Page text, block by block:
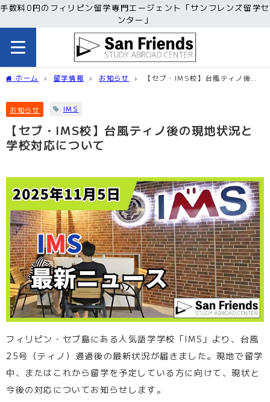
手数料0円のフィリピン留学専門エージェント「サンフレンズ留学セ
ンター」
ホーム 留学情報 お知らせ
【セブ・IMS校】台風ティノ後の
お知らせ IMS
【セブ・IMS校】台風ティノ後の現地状況と
学校対応について
フィリピン・セブ島にある人気語学学校「IMS」より、台風
25号（ティノ）通過後の最新状況が届きました。現地で留学
中、またはこれから留学を予定している方に向けて、現状と
今後の対応についてお知らせします。